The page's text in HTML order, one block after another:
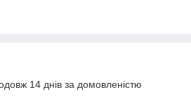
14 днів за домовленістю